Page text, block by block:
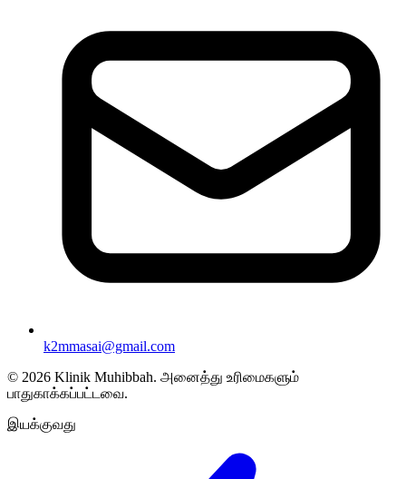
k2mmasai@gmail.com
© 2026 Klinik Muhibbah. அனைத்து உரிமைகளும்
பாதுகாக்கப்பட்டவை.
இயக்குவது